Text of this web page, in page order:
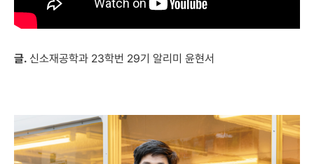
글. 신소재공학과 23학번 29기 알리미 윤현서